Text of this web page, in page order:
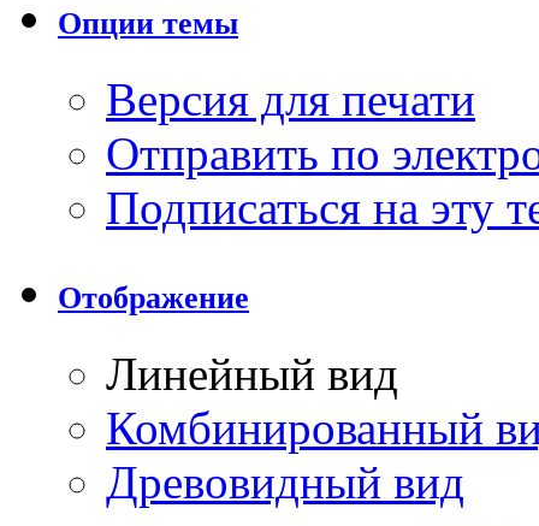
Опции темы
Версия для печати
Отправить по
Подписаться на эту
Отображение
Линейный вид
Комбинированный
Древовидный вид